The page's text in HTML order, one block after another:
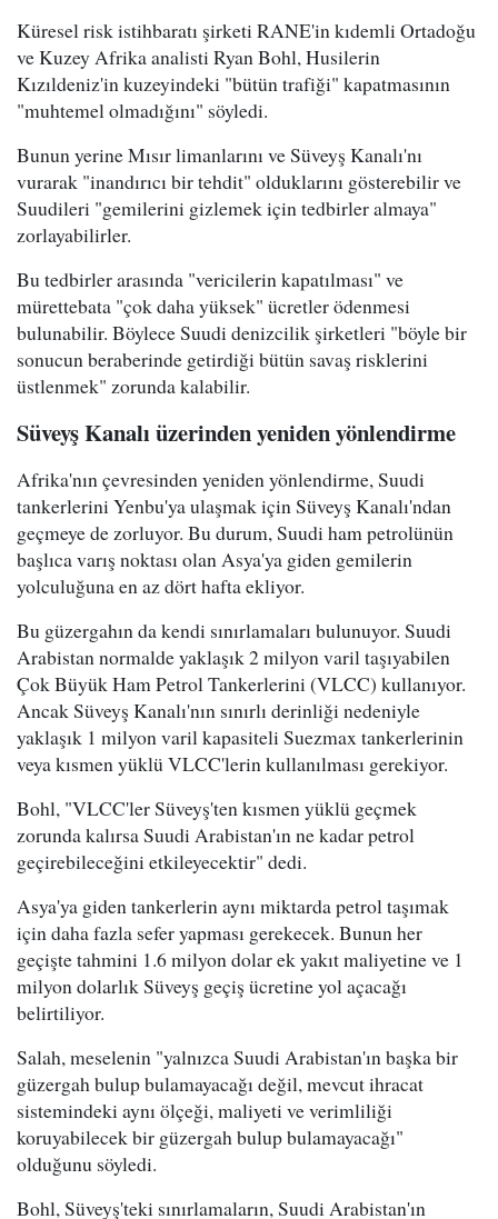
Küresel risk istihbaratı şirketi RANE'in kıdemli Ortadoğu
ve Kuzey Afrika analisti Ryan Bohl, Husilerin
Kızıldeniz'in kuzeyindeki "bütün trafiği" kapatmasının
"muhtemel olmadığını" söyledi.
Bunun yerine Mısır limanlarını ve Süveyş Kanalı'nı
vurarak "inandırıcı bir tehdit" olduklarını gösterebilir ve
Suudileri "gemilerini gizlemek için tedbirler almaya"
zorlayabilirler.
Bu tedbirler arasında "vericilerin kapatılması" ve
mürettebata "çok daha yüksek" ücretler ödenmesi
bulunabilir. Böylece Suudi denizcilik şirketleri "böyle bir
sonucun beraberinde getirdiği bütün savaş risklerini
üstlenmek" zorunda kalabilir.
Süveyş Kanalı üzerinden yeniden yönlendirme
Afrika'nın çevresinden yeniden yönlendirme, Suudi
tankerlerini Yenbu'ya ulaşmak için Süveyş Kanalı'ndan
geçmeye de zorluyor. Bu durum, Suudi ham petrolünün
başlıca varış noktası olan Asya'ya giden gemilerin
yolculuğuna en az dört hafta ekliyor.
Bu güzergahın da kendi sınırlamaları bulunuyor. Suudi
Arabistan normalde yaklaşık 2 milyon varil taşıyabilen
Çok Büyük Ham Petrol Tankerlerini (VLCC) kullanıyor.
Ancak Süveyş Kanalı'nın sınırlı derinliği nedeniyle
yaklaşık 1 milyon varil kapasiteli Suezmax tankerlerinin
veya kısmen yüklü VLCC'lerin kullanılması gerekiyor.
Bohl, "VLCC'ler Süveyş'ten kısmen yüklü geçmek
zorunda kalırsa Suudi Arabistan'ın ne kadar petrol
geçirebileceğini etkileyecektir" dedi.
Asya'ya giden tankerlerin aynı miktarda petrol taşımak
için daha fazla sefer yapması gerekecek. Bunun her
geçişte tahmini 1.6 milyon dolar ek yakıt maliyetine ve 1
milyon dolarlık Süveyş geçiş ücretine yol açacağı
belirtiliyor.
Salah, meselenin "yalnızca Suudi Arabistan'ın başka bir
güzergah bulup bulamayacağı değil, mevcut ihracat
sistemindeki aynı ölçeği, maliyeti ve verimliliği
koruyabilecek bir güzergah bulup bulamayacağı"
olduğunu söyledi.
Bohl, Süveyş'teki sınırlamaların, Suudi Arabistan'ın